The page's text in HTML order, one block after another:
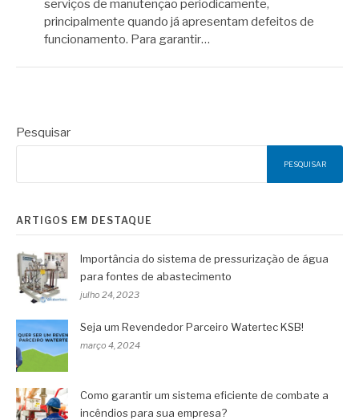
serviços de manutenção periodicamente,
principalmente quando já apresentam defeitos de
funcionamento. Para garantir…
Pesquisar
PESQUISAR
ARTIGOS EM DESTAQUE
Importância do sistema de pressurização de água
para fontes de abastecimento
julho 24, 2023
Seja um Revendedor Parceiro Watertec KSB!
março 4, 2024
Como garantir um sistema eficiente de combate a
incêndios para sua empresa?